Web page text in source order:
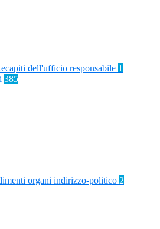
dell'ufficio responsabile 1
385
organi indirizzo-politico 2